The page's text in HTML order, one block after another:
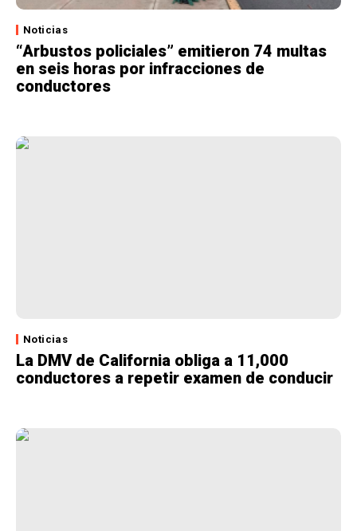
Noticias
“Arbustos policiales” emitieron 74 multas
en seis horas por infracciones de
conductores
Noticias
La DMV de California obliga a 11,000
conductores a repetir examen de conducir